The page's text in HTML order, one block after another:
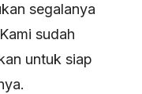
segalanya
sudah
untuk siap